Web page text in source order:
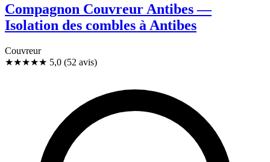
Compagnon Couvreur Antibes —
Isolation des combles à Antibes
Couvreur
★★★★★ 5,0 (52 avis)